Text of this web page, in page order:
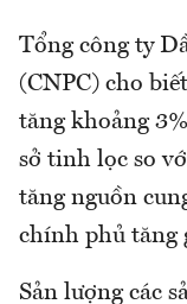
Tổng công ty
(CNPC) cho
tăng khoảng
sở tinh lọc so
tăng nguồn
chính phủ tăng
Sản lượng các